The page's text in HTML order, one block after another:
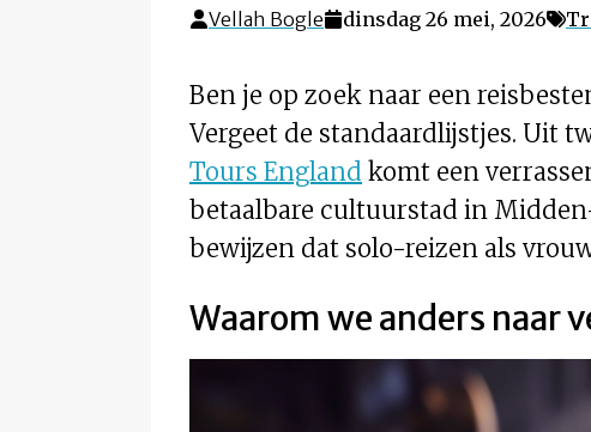
Vellah Bogle dinsdag 26 mei, 2026
Ben je op zoek naar een
Vergeet de standaardlijstjes. Uit
Tours England komt een
betaalbare cultuurstad in
bewijzen dat solo-reizen als
Waarom we anders naar